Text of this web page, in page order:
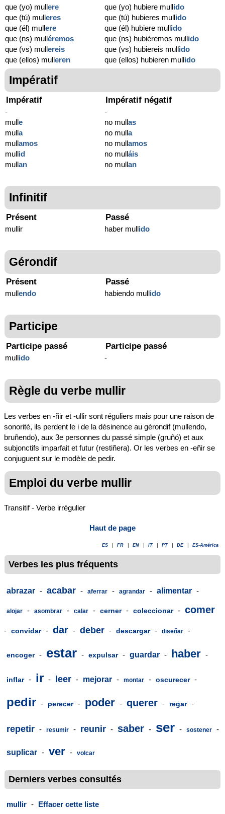
que (yo) mullere
que (tú) mulleres
que (él) mullere
que (ns) mulléremos
que (vs) mullereis
que (ellos) mulleren
que (yo) hubiere mullido
que (tú) hubieres mullido
que (él) hubiere mullido
que (ns) hubiéremos mullido
que (vs) hubiereis mullido
que (ellos) hubieren mullido
Impératif
Impératif
-
mulle
mulla
mullamos
mullid
mullan
Impératif négatif
-
no mullas
no mulla
no mullamos
no mulláis
no mullan
Infinitif
Présent
mullir
Passé
haber mullido
Gérondif
Présent
mullendo
Passé
habiendo mullido
Participe
Participe passé
mullido
Participe passé
-
Règle du verbe mullir
Les verbes en -ñir et -ullir sont réguliers mais pour une raison de
sonorité, ils perdent le i de la désinence au gérondif (mullendo,
bruñendo), aux 3e personnes du passé simple (gruñó) et aux
subjonctifs imparfait et futur (restiñera). Or les verbes en -eñir se
conjuguent sur le modèle de pedir.
Emploi du verbe mullir
Transitif - Verbe irrégulier
Haut de page
ES FR EN IT PT DE ES-América
Verbes les plus fréquents
abrazar - acabar - aferrar - agrandar - alimentar -
alojar - asombrar - calar - cerner - coleccionar - comer
- convidar - dar - deber - descargar - diseñar -
encoger - estar - expulsar - guardar - haber -
inflar - ir - leer - mejorar - montar - oscurecer -
pedir - perecer - poder - querer - regar -
repetir - resumir - reunir - saber - ser - sostener -
suplicar - ver - volcar
Derniers verbes consultés
mullir - Effacer cette liste